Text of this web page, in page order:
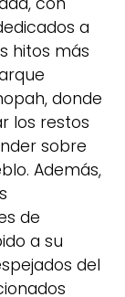
a
hitos más
donde
los restos
sobre
Además,
de
a su
del